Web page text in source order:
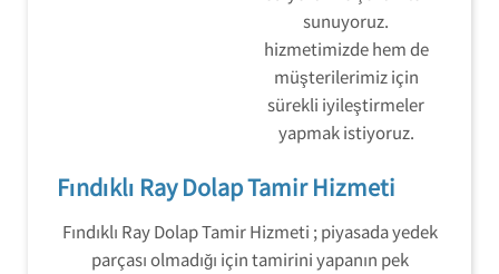
sunuyoruz.
hizmetimizde hem de
müşterilerimiz için
sürekli iyileştirmeler
yapmak istiyoruz.
Fındıklı Ray Dolap Tamir Hizmeti
Fındıklı Ray Dolap Tamir Hizmeti ; piyasada yedek
parçası olmadığı için tamirini yapanın pek